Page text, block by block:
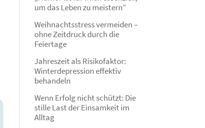
um das Leben zu meistern“
Weihnachtsstress vermeiden –
ohne Zeitdruck durch die
Feiertage
Jahreszeit als Risikofaktor:
Winterdepression effektiv
behandeln
Wenn Erfolg nicht schützt: Die
stille Last der Einsamkeit im
Alltag